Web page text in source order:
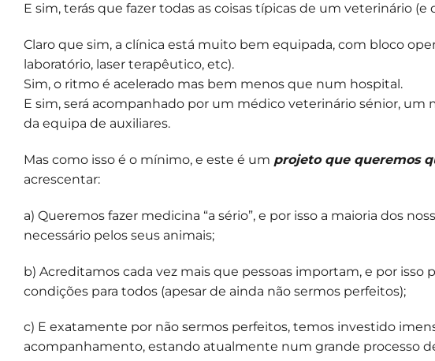
E sim, terás que fazer todas as coisas típicas de um veterinário
Claro que sim, a clínica está muito bem equipada, com bloco
laboratório, laser terapêutico, etc).
Sim, o ritmo é acelerado mas bem menos que num hospital.
E sim, será acompanhado por um médico veterinário sénior,
da equipa de auxiliares.
Mas como isso é o mínimo, e este é um projeto que queremos
acrescentar:
a) Queremos fazer medicina “a sério”, e por isso a maioria dos
necessário pelos seus animais;
b) Acreditamos cada vez mais que pessoas importam, e por
condições para todos (apesar de ainda não sermos perfeitos);
c) E exatamente por não sermos perfeitos, temos investido
acompanhamento, estando atualmente num grande processo